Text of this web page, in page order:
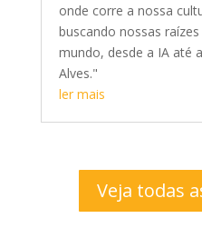
onde corre a nossa
buscando nossas
mundo, desde a IA até
ler mais
Veja todas